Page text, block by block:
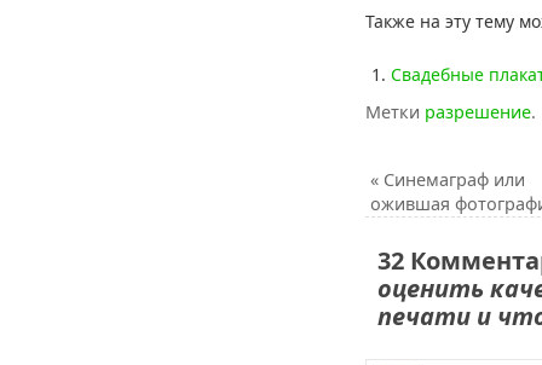
Также на эту тему
Свадебные
Метки разрешение.
«Синемаграф или
ожившая
32
оценить
печати и